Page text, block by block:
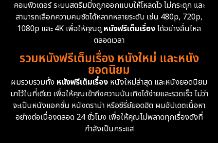
Epic มหากาพย์ 225
Family ครอบครัว 372
Fantasy จินตนาการ 339
Fiction 9
คอมพิวเตอร์ ระบบสตรีมมิ่งถูกออกแบบให้โหลดไว ไม่กระตุก และ
สามารถเลือกความคมชัดได้หลากหลายระดับ เช่น 480p, 720p,
1080p และ 4K เพื่อให้คุณดู หนังฟรีเต็มเรื่องได้อย่างลื่นไหล
ตลอดเวลา
รวมหนังฟรีเต็มเรื่อง หนังใหม่ และหนัง
ยอดนิยม
ผมรวบรวมทั้ง หนังฟรีเต็มเรื่อง หนังใหม่ล่าสุด และหนังยอดนิยม
มาไว้ในที่เดียว เพื่อให้คุณเข้าถึงความบันเทิงได้ง่ายและรวดเร็ว ไม่ว่า
จะเป็นหนังแอคชั่น หนังดราม่า หรือซีรี่ย์ยอดฮิต ผมอัปเดตเนื้อหา
อย่างต่อเนื่องตลอด 24 ชั่วโมง เพื่อให้คุณไม่พลาดทุกเรื่องดังที่
กำลังเป็นกระแส